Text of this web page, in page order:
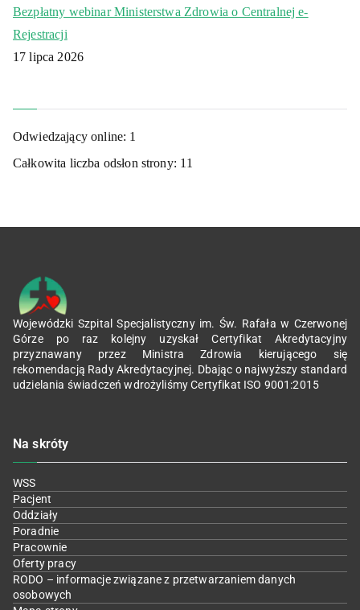
Bezpłatny webinar Ministerstwa Zdrowia o Centralnej e-
Rejestracji
17 lipca 2026
Odwiedzający online: 1
Całkowita liczba odsłon strony: 11
Wojewódzki Szpital Specjalistyczny im. Św. Rafała w Czerwonej
Górze po raz kolejny uzyskał Certyfikat Akredytacyjny
przyznawany przez Ministra Zdrowia kierującego się
rekomendacją Rady Akredytacyjnej. Dbając o najwyższy standard
udzielania świadczeń wdrożyliśmy Certyfikat ISO 9001:2015
Na skróty
WSS
Pacjent
Oddziały
Poradnie
Pracownie
Oferty pracy
RODO – informacje związane z przetwarzaniem danych
osobowych